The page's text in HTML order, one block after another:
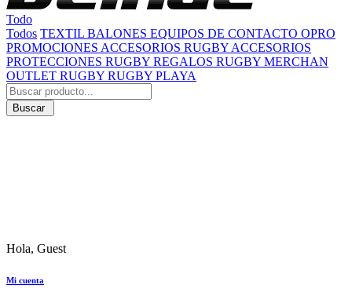
Todo
Todos TEXTIL BALONES EQUIPOS DE CONTACTO OPRO
PROMOCIONES ACCESORIOS RUGBY ACCESORIOS
PROTECCIONES RUGBY REGALOS RUGBY MERCHAN
OUTLET RUGBY RUGBY PLAYA
Buscar
Hola, Guest
Mi cuenta